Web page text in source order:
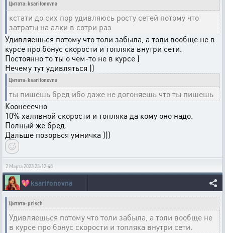
Цитата: ksarifonovna
кстати до сих пор удивляюсь росту сетей потому что
затраты на алки в сотри раз
Удивляешься потому что толи забыла, а толи вообще не в
курсе про бонус скорости и топляка внутри сети.
Постоянно то ты о чем-то не в курсе )
Нечему тут удивляться ))
Цитата: ksarifonovna
ты пишешь бред ибо даже не догоняешь что ты пишешь
Коонееечно
10% халявной скорости и топляка да кому оно надо.
Полный же бред.
Дальше позорься умничка )))
2 Марта 2023 23:12:48
💖ksarifonovna
Цитата: prisch
Удивляешься потому что толи забыла, а толи вообще не
в курсе про бонус скорости и топляка внутри сети.